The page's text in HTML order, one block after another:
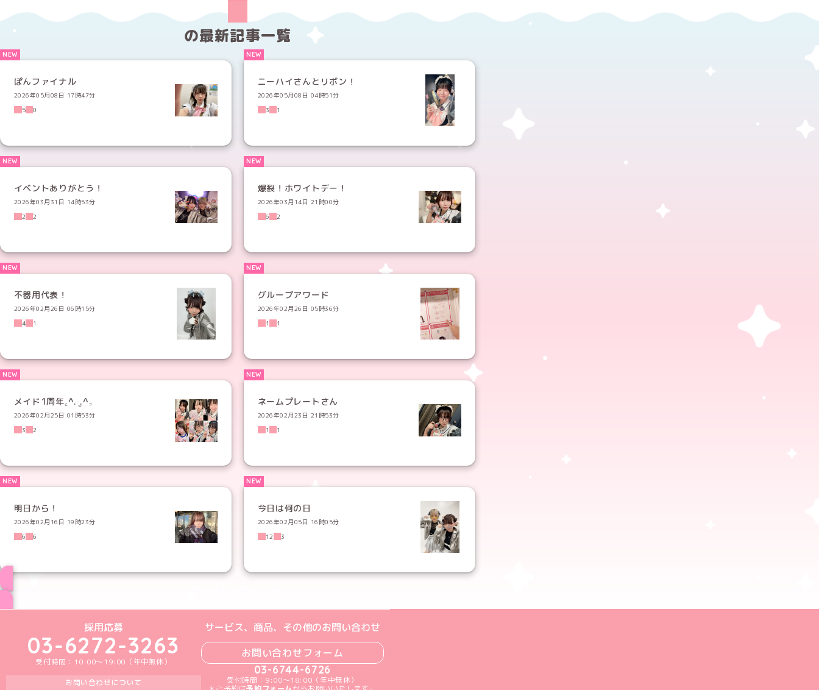
の最新記事一覧
ぽんファイナル
2026年05月08日 17時47分
5
0
ニーハイさんとリボン！
2026年05月08日 04時51分
3
1
イベントありがとう！
2026年03月31日 14時53分
2
2
爆裂！ホワイトデー！
2026年03月14日 21時00分
6
2
不器用代表！
2026年02月26日 06時15分
4
1
グループアワード
2026年02月26日 05時36分
1
1
メイド1周年꜀^. ̫.^꜆
2026年02月25日 01時53分
3
2
ネームプレートさん
2026年02月23日 21時53分
1
1
明日から！
2026年02月16日 19時23分
6
6
今日は何の日
2026年02月05日 16時05分
12
3
めいどりーみんTikTok公式アカウント
めいどりーみんX公式アカウント
めいどりーみんInstagram公式アカウント
めいどりーみんFacebook公式アカウント
めいどりーみんYouTube公式アカウント
採用応募
03-6272-3263
受付時間：10:00～19:00（年中無休）
お問い合わせについて
サービス、商品、その他のお問い合わせ
お問い合わせフォーム
03-6744-6726
受付時間：9:00～18:00（年中無休）